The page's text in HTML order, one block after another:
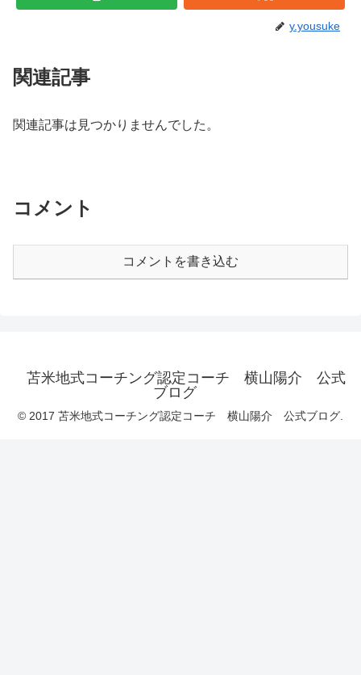
y.yousuke
関連記事
関連記事は見つかりませんでした。
コメント
コメントを書き込む
苫米地式コーチング認定コーチ 横山陽介 公式
ブログ
© 2017 苫米地式コーチング認定コーチ 横山陽介 公式ブログ.